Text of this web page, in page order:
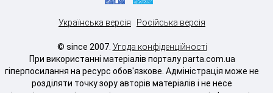
Українська версія Російська версія
© since 2007. Угода конфіденційності
При використанні матеріалів порталу parta.com.ua
гіперпосилання на ресурс обов'язкове. Адміністрація може не
розділяти точку зору авторів матеріалів і не несе